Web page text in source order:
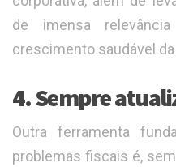
de imensa
crescimento saudável
4. Sempre
Outra ferramenta
problemas fiscais é,